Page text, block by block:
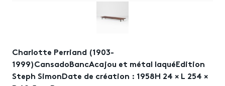
Charlotte Perriand (1903-
1999)CansadoBancAcajou et métal laquéEdition
Steph SimonDate de création : 1958H 24 × L 254 ×